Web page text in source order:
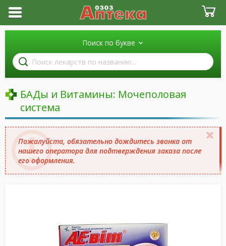
Поиск по букве
Поиск
лекарств
по
названию
БАДы и Витамины: Мочеполовая
система
Пожалуйста, обязательно дождитесь звонка от
нашего оператора для подтверждения заказа после
его оформления.